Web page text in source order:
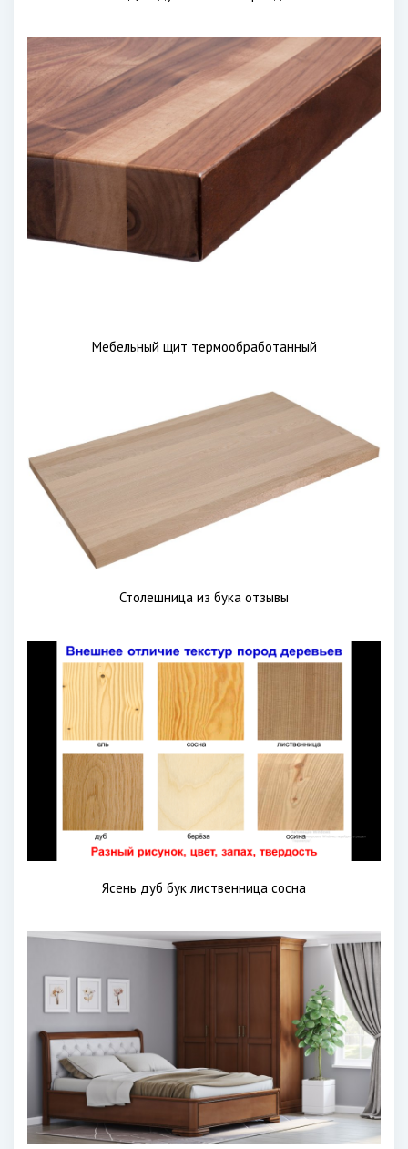
Мебельный щит термообработанный
Столешница из бука отзывы
Ясень дуб бук лиственница сосна